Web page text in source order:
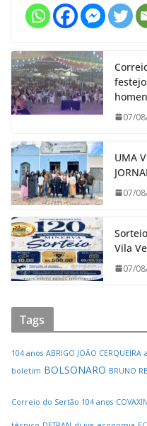
07/
UMA
07/
Vila
07/
Tags
104 anos ABRIGO JOÃO CERQUEIRA
boletim BOLSONARO BRUNO
Correio do Sertão 104 anos COVAXIN